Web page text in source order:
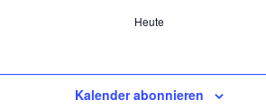
Heute
Kalender abonnieren